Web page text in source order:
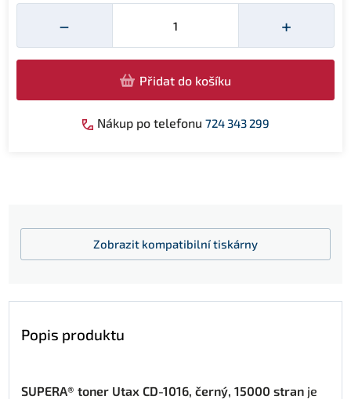
−
Množství
+
Přidat do košíku
Nákup po telefonu 724 343 299
Zobrazit kompatibilní tiskárny
Popis produktu
SUPERA® toner Utax CD-1016, černý, 15000 stran je